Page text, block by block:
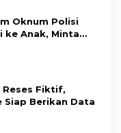
Oknum Polisi
ke Anak, Minta
Tegas
Fiktif,
Siap Berikan Data